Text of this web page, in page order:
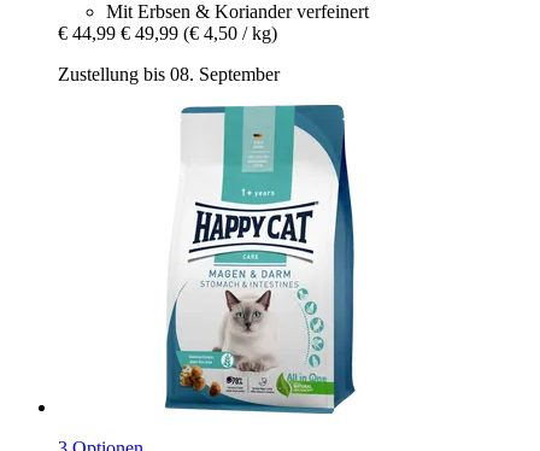
Mit Erbsen & Koriander verfeinert
€ 44,99 € 49,99 (€ 4,50 / kg)
Zustellung bis 08. September